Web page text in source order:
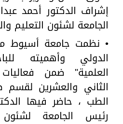
إشراف الدكتور أحمد
الجامعة لشئون التعليم
• نظمت جامعة أسيوط
الدولي وأهميته
العلمية" ضمن
الثاني والعشرين لقسم
الطب ، حاضر فيها
رئيس الجامعة لشئون